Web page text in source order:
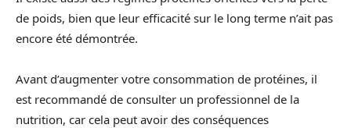
de poids, bien que leur efficacité sur le long terme n’ait pas
encore été démontrée.
Avant d’augmenter votre consommation de protéines, il
est recommandé de consulter un professionnel de la
nutrition, car cela peut avoir des conséquences